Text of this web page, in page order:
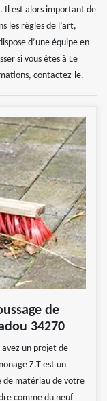
Il est alors important de
les règles de l’art,
d’une équipe en
si vous êtes à Le
contactez-le.
de
34270
avez un projet de
Z.T est un
de matériau de votre
comme du neuf